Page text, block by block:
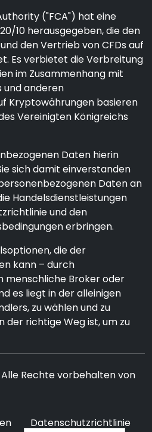
("FCA") hat eine
10 herausgegeben, die den
den Vertrieb von CFDs auf
Es verbietet die Verbreitung
im Zusammenhang mit
und anderen
Kryptowährungen basieren
Vereinigten Königreichs
Daten hierin
sich damit einverstanden
Daten an
Handelsdienstleistungen
und den
erbringen.
die der
kann – durch
menschliche Broker oder
es liegt in der alleinigen
zu wählen und zu
der richtige Weg ist, um zu
Rechte vorbehalten von
Datenschutzrichtlinie